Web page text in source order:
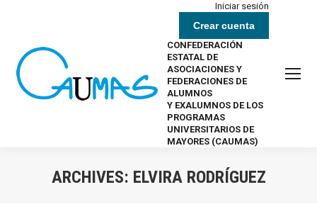
Iniciar sesión
Crear cuenta
CONFEDERACIÓN
ESTATAL DE
ASOCIACIONES Y
FEDERACIONES DE
ALUMNOS
Y EXALUMNOS DE LOS
PROGRAMAS
UNIVERSITARIOS DE
MAYORES (CAUMAS)
ARCHIVES: ELVIRA RODRÍGUEZ